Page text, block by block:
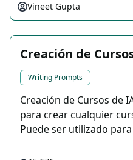
Vineet Gupta
Creación de
Writing Prompts
Creación de Cursos de
para crear cualquier
Puede ser utilizado